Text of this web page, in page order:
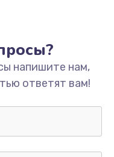
напишите нам,
ответят вам!